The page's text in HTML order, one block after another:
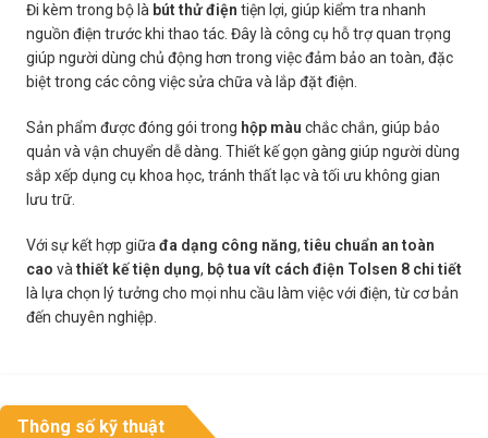
Đi kèm trong bộ là bút thử điện tiện lợi, giúp kiểm tra nhanh
nguồn điện trước khi thao tác. Đây là công cụ hỗ trợ quan trọng
giúp người dùng chủ động hơn trong việc đảm bảo an toàn, đặc
biệt trong các công việc sửa chữa và lắp đặt điện.
Sản phẩm được đóng gói trong hộp màu chắc chắn, giúp bảo
quản và vận chuyển dễ dàng. Thiết kế gọn gàng giúp người dùng
sắp xếp dụng cụ khoa học, tránh thất lạc và tối ưu không gian
lưu trữ.
Với sự kết hợp giữa đa dạng công năng,tiêu chuẩn an toàn
cao vàthiết kế tiện dụng, bộ tua vít cách điện Tolsen 8 chi tiết
là lựa chọn lý tưởng cho mọi nhu cầu làm việc với điện, từ cơ bản
đến chuyên nghiệp.
Thông số kỹ thuật